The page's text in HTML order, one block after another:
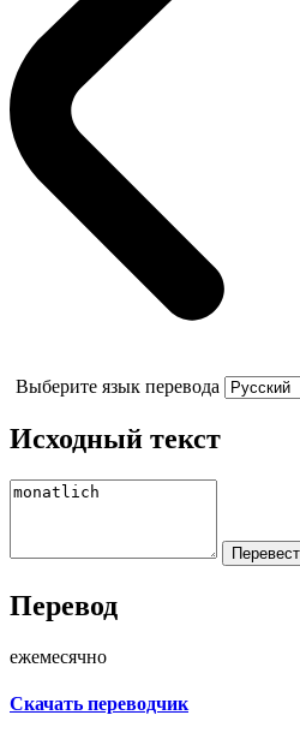
Выберите язык перевода
Исходный текст
Перевод
ежемесячно
Скачать переводчик